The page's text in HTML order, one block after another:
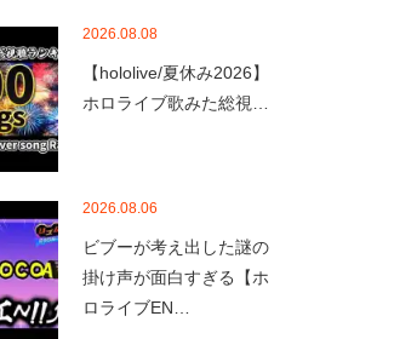
2026.08.08
【hololive/夏休み2026】
ホロライブ歌みた総視…
2026.08.06
ビブーが考え出した謎の
掛け声が面白すぎる【ホ
ロライブEN…